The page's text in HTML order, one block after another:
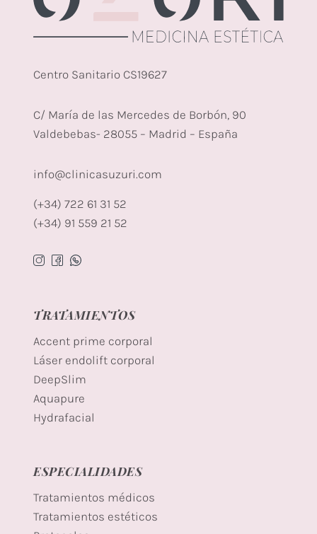
Centro Sanitario CS19627
C/ María de las Mercedes de Borbón, 90
Valdebebas- 28055 – Madrid – España
info@clinicasuzuri.com
(+34) 722 61 31 52
(+34) 91 559 21 52
TRATAMIENTOS
Accent prime corporal
Láser endolift corporal
DeepSlim
Aquapure
Hydrafacial
ESPECIALIDADES
Tratamientos médicos
Tratamientos estéticos